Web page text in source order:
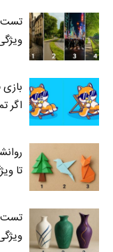
تست
اگر
تا
تست